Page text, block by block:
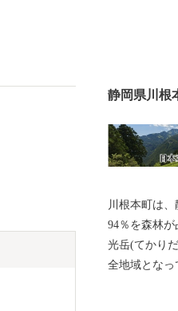
静岡県川根
川根本町は
94％を森林
光岳(てかり
全地域とな